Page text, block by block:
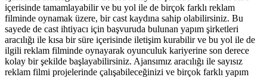
içerisinde tamamlayabilir ve bu yol ile de birçok farklı reklam
filminde oynamak üzere, bir cast kaydına sahip olabilirsiniz. Bu
sayede de cast ihtiyacı için başvuruda bulunan yapım şirketleri
aracılığı ile kısa bir süre içerisinde iletişim kurabilir ve bu yol ile de
ilgili reklam filminde oynayarak oyunculuk kariyerine son derece
kolay bir şekilde başlayabilirsiniz. Ajansımız aracılığı ile sayısız
reklam filmi projelerinde çalışabileceğinizi ve birçok farklı yapım